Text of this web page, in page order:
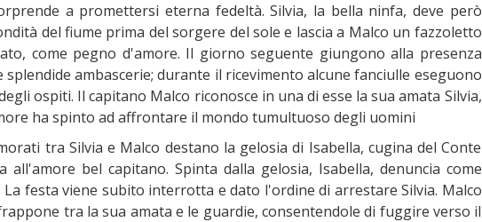
a promettersi eterna fedeltà. Silvia, la bella ninfa, deve però
del fiume prima del sorgere del sole e lascia a Malco un fazzoletto
come pegno d'amore. Il giorno seguente giungono alla presenza
ambascerie; durante il ricevimento alcune fanciulle eseguono
ospiti. Il capitano Malco riconosce in una di esse la sua amata Silvia,
ha spinto ad affrontare il mondo tumultuoso degli uomini
tra Silvia e Malco destano la gelosia di Isabella, cugina del Conte
all'amore bel capitano. Spinta dalla gelosia, Isabella, denuncia come
festa viene subito interrotta e dato l'ordine di arrestare Silvia. Malco
tra la sua amata e le guardie, consentendole di fuggire verso il